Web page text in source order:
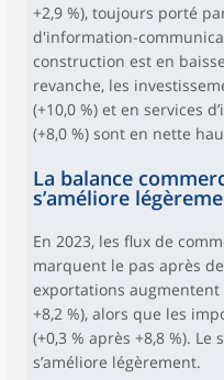
+2,9 %), toujours porté
d'information-
construction est en
revanche, les
(+10,0 %) et en services
(+8,0 %) sont en nette
La balance
s’améliore
En 2023, les flux de
marquent le pas après
exportations augmentent
+8,2 %), alors que les
(+0,3 % après +8,8 %).
s’améliore légèrement.